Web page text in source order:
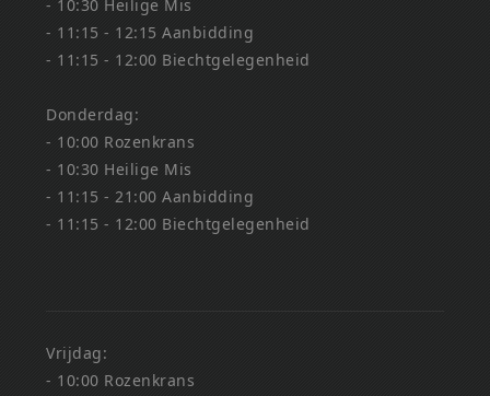
- 10:30 Heilige Mis
- 11:15 - 12:15 Aanbidding
- 11:15 - 12:00 Biechtgelegenheid
Donderdag:
- 10:00 Rozenkrans
- 10:30 Heilige Mis
- 11:15 - 21:00 Aanbidding
- 11:15 - 12:00 Biechtgelegenheid
Vrijdag:
- 10:00 Rozenkrans